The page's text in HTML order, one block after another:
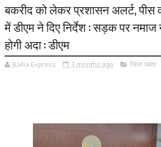
बकरीद को लेकर प्रशासन अलर्ट,
में डीएम ने दिए निर्देश : सड़क पर नमाज
होगी अदा : डीएम
Ballia Express 3 months ago जिला जवार